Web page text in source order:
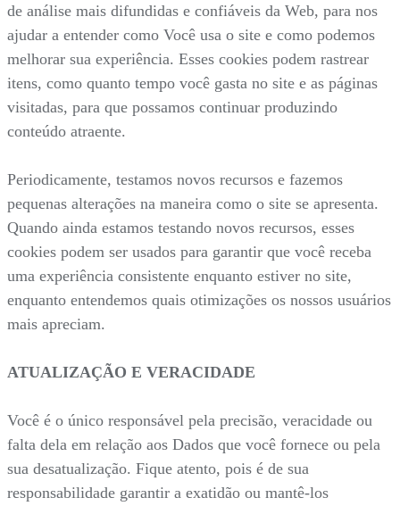
de análise mais difundidas e confiáveis da Web, para nos
ajudar a entender como Você usa o site e como podemos
melhorar sua experiência. Esses cookies podem rastrear
itens, como quanto tempo você gasta no site e as páginas
visitadas, para que possamos continuar produzindo
conteúdo atraente.
Periodicamente, testamos novos recursos e fazemos
pequenas alterações na maneira como o site se apresenta.
Quando ainda estamos testando novos recursos, esses
cookies podem ser usados para garantir que você receba
uma experiência consistente enquanto estiver no site,
enquanto entendemos quais otimizações os nossos usuários
mais apreciam.
ATUALIZAÇÃO E VERACIDADE
Você é o único responsável pela precisão, veracidade ou
falta dela em relação aos Dados que você fornece ou pela
sua desatualização. Fique atento, pois é de sua
responsabilidade garantir a exatidão ou mantê-los